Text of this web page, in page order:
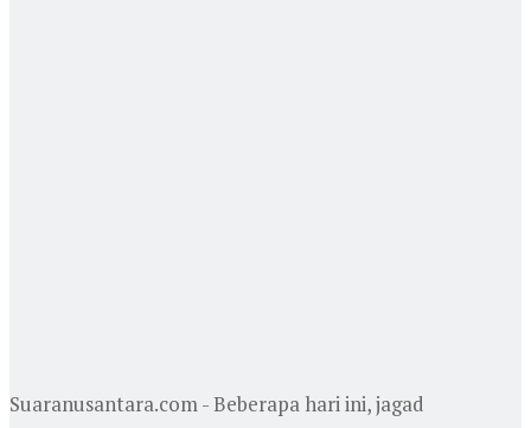
Suaranusantara.com - Beberapa hari ini, jagad